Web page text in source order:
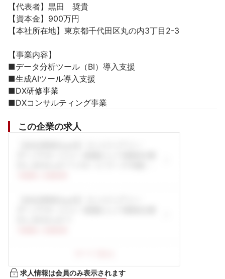
【代表者】黒田　奨貴
【資本金】900万円
【本社所在地】東京都千代田区丸の内3丁目2-3
【事業内容】
■データ分析ツール（BI）導入支援
■生成AIツール導入支援
■DX研修事業
■DXコンサルティング事業
この企業の求人
求人情報は会員のみ表示されます